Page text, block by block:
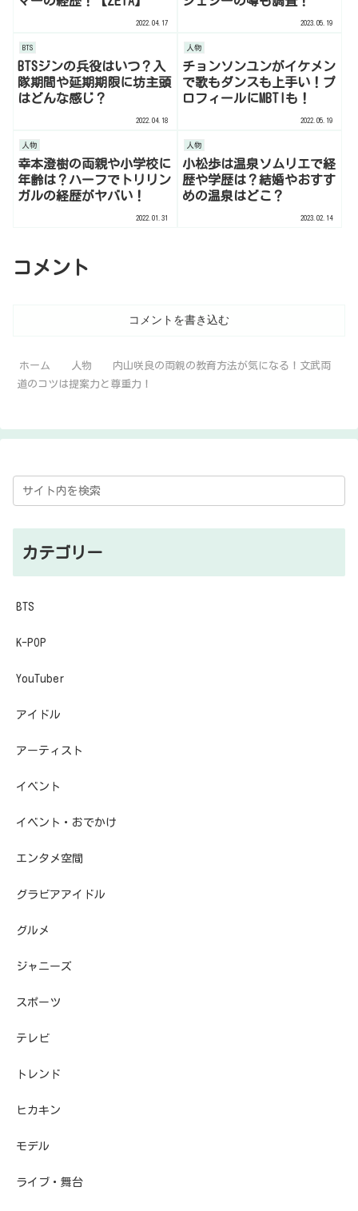
2022.04.17 2023.05.19
BTS
BTSジンの兵役はいつ？入
隊期間や延期期限に坊主頭
はどんな感じ？
2022.04.18
人物
チョンソンユンがイケメン
で歌もダンスも上手い！プ
ロフィールにMBTIも！
2022.05.19
人物
幸本澄樹の両親や小学校に
年齢は？ハーフでトリリン
ガルの経歴がヤバい！
2022.01.31
人物
小松歩は温泉ソムリエで経
歴や学歴は？結婚やおすす
めの温泉はどこ？
2023.02.14
コメント
コメントを書き込む
ホーム 人物
内山咲良の両親の教育方法が気になる！文武両
道のコツは提案力と尊重力！
カテゴリー
BTS
K-POP
YouTuber
アイドル
アーティスト
イベント
イベント・おでかけ
エンタメ空間
グラビアアイドル
グルメ
ジャニーズ
スポーツ
テレビ
トレンド
ヒカキン
モデル
ライブ・舞台